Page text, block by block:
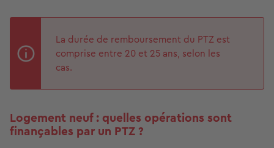
La durée de remboursement du PTZ est
comprise entre 20 et 25 ans, selon les
cas.
Logement neuf : quelles opérations sont
finançables par un PTZ ?